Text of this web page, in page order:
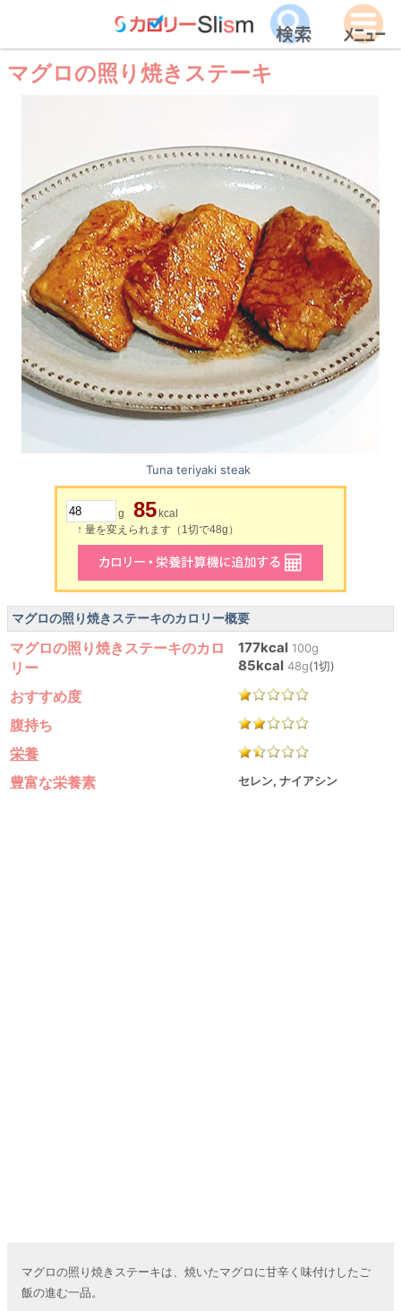
マグロの照り焼きステーキ
Tuna teriyaki steak
g 85 kcal
↑ 量を変えられます（1切で48g）
マグロの照り焼きステーキのカロリー概要
マグロの照り焼きステーキのカロ
リー
177kcal 100g
85kcal 48g(1切)
おすすめ度
腹持ち
栄養
豊富な栄養素
セレン, ナイアシン
マグロの照り焼きステーキは、焼いたマグロに甘辛く味付けしたご
飯の進む一品。